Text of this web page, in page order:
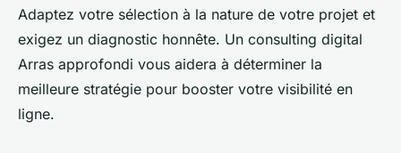
Adaptez votre sélection à la nature de votre projet et
exigez un diagnostic honnête. Un consulting digital
Arras approfondi vous aidera à déterminer la
meilleure stratégie pour booster votre visibilité en
ligne.